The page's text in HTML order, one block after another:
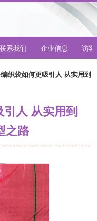
联系我们 企业信息 访客
织袋如何更吸引人 从实用到
人 从实用到
之路